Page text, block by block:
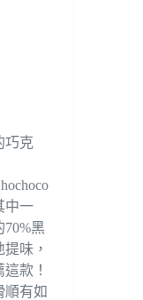
巧克
中一
黑
味，
款！
順有如